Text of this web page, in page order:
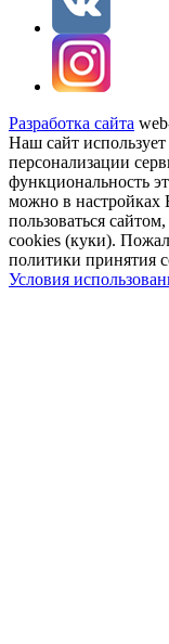
Разработка сайта
Наш сайт
персонализации
функциональность
можно в настройках
пользоваться
cookies (куки).
политики принятия
Условия